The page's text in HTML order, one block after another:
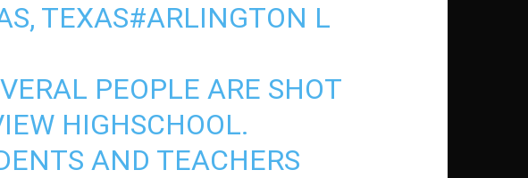
TEXAS#ARLINGTON L
PEOPLE ARE SHOT
HIGHSCHOOL.
AND TEACHERS